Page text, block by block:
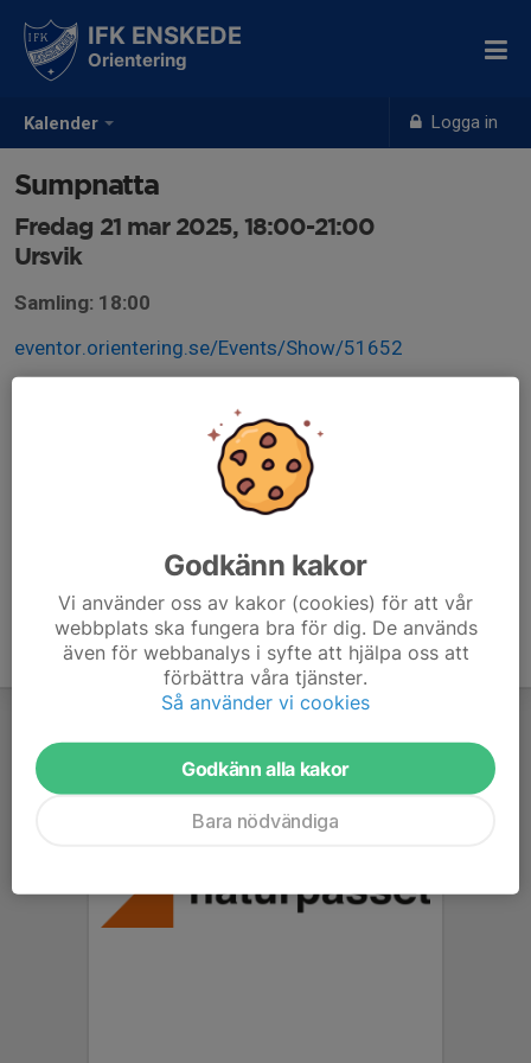
Kalender Logga in
IFK ENSKEDE
Orientering
Sumpnatta
Fredag 21 mar 2025, 18:00-21:00
Ursvik
Samling: 18:00
eventor.orientering.se/Events/Show/51652
Godkänn kakor
Vi använder oss av kakor (cookies) för att vår
webbplats ska fungera bra för dig. De används
även för webbanalys i syfte att hjälpa oss att
förbättra våra tjänster.
Så använder vi cookies
Godkänn alla kakor
Bara nödvändiga